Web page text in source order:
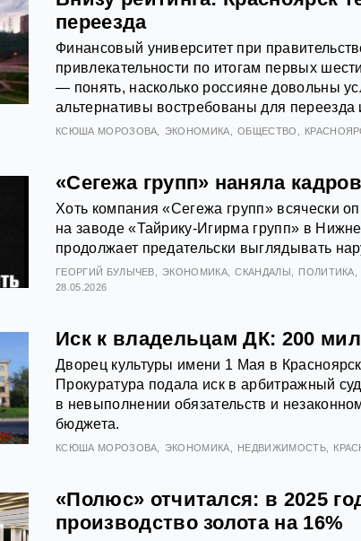
переезда
Финансовый университет при
привлекательности по итогам первых
— понять, насколько россияне довольны
альтернативы востребованы для переезда
КСЮША МОРОЗОВА ЭКОНОМИКА ОБЩЕСТВО
«Сегежа групп» наняла
Хоть компания «Сегежа групп» всячески
на заводе «Тайрику-Игирма групп» в
продолжает предательски выглядывать
ГЕОРГИЙ БУЛЫЧЕВ ЭКОНОМИКА СКАНДАЛЫ ПОЛИТИКА
28.05.2026
Иск к владельцам ДК: 200
Дворец культуры имени 1 Мая в
Прокуратура подала иск в арбитражный
в невыполнении обязательств и
бюджета.
КСЮША МОРОЗОВА ЭКОНОМИКА НЕДВИЖИМОСТЬ
«Полюс» отчитался: в 2025
производство золота на 16%